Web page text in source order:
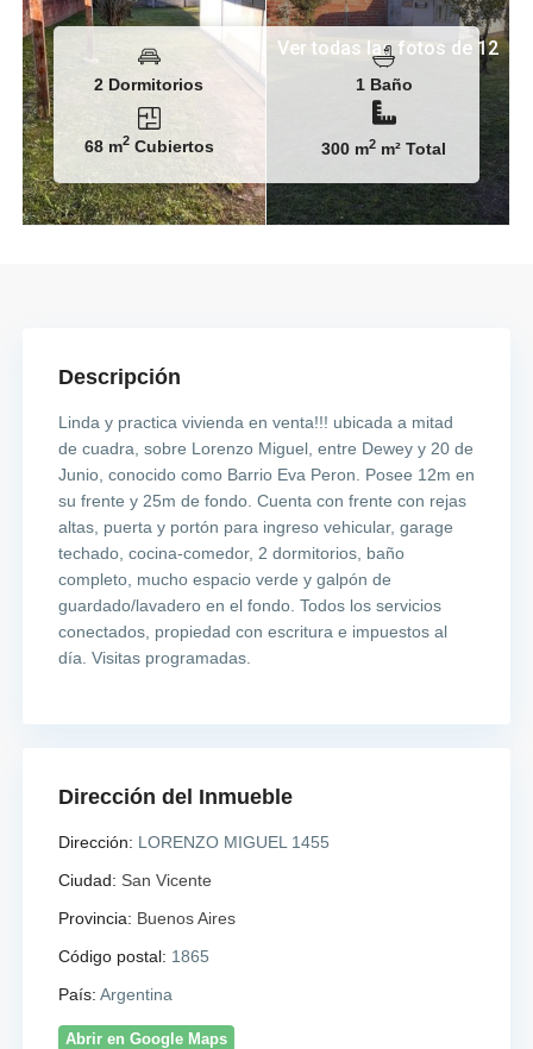
Ver todas las fotos de 12
2 Dormitorios 1 Baño
68 m2Cubiertos 300 m2 m² Total
Descripción
Linda y practica vivienda en venta!!! ubicada a mitad
de cuadra, sobre Lorenzo Miguel, entre Dewey y 20 de
Junio, conocido como Barrio Eva Peron. Posee 12m en
su frente y 25m de fondo. Cuenta con frente con rejas
altas, puerta y portón para ingreso vehicular, garage
techado, cocina-comedor, 2 dormitorios, baño
completo, mucho espacio verde y galpón de
guardado/lavadero en el fondo. Todos los servicios
conectados, propiedad con escritura e impuestos al
día. Visitas programadas.
Dirección del Inmueble
Dirección: LORENZO MIGUEL 1455
Ciudad: San Vicente
Provincia: Buenos Aires
Código postal: 1865
País: Argentina
Abrir en Google Maps